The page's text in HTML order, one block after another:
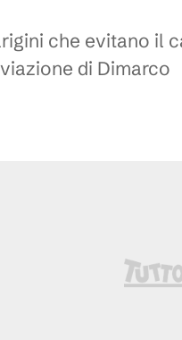
che evitano il
di Dimarco